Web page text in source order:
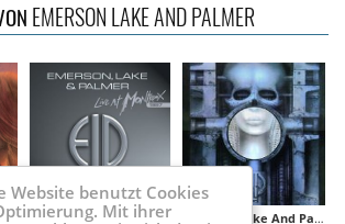
EMERSON LAKE AND PALMER
Emerson Lake And Palmer Emerson Lake And Palmer Emerson Lake And Palmer
Website benutzt Cookies
Mit ihrer